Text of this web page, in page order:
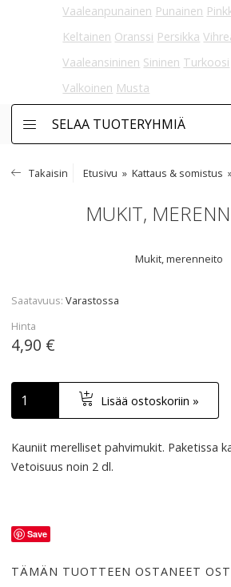
Vaaleanpunainen Punainen
Keltainen Oranssi Persikka
Vaaleansininen Sininen Turkoosi
Valkoinen Musta
SELAA TUOTERYHMIÄ
Takaisin Etusivu Kattaus & somistus
MUKIT,
Mukit, merenneito
Saatavuus Varastossa
Hinta
4,90 €
Lisää ostoskoriin »
Kauniit merelliset pahvimukit. Paketissa
Vetoisuus noin 2 dl.
Save
TÄMÄN TUOTTEEN OSTANEET